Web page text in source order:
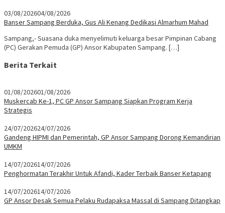
03/08/202604/08/2026
Banser Sampang Berduka, Gus Ali Kenang Dedikasi Almarhum Mahad
Sampang,- Suasana duka menyelimuti keluarga besar Pimpinan Cabang
(PC) Gerakan Pemuda (GP) Ansor Kabupaten Sampang. […]
Berita Terkait
01/08/202601/08/2026
Muskercab Ke-1, PC GP Ansor Sampang Siapkan Program Kerja
Strategis
24/07/202624/07/2026
Gandeng HIPMI dan Pemerintah, GP Ansor Sampang Dorong Kemandirian
UMKM
14/07/202614/07/2026
Penghormatan Terakhir Untuk Afandi, Kader Terbaik Banser Ketapang
14/07/202614/07/2026
GP Ansor Desak Semua Pelaku Rudapaksa Massal di Sampang Ditangkap